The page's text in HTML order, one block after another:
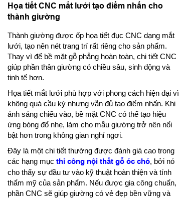
Họa tiết CNC mắt lưới tạo điểm nhấn cho
thành giường
Thành giường được ốp họa tiết đục CNC dạng mắt
lưới, tạo nên nét trang trí rất riêng cho sản phẩm.
Thay vì để bề mặt gỗ phẳng hoàn toàn, chi tiết CNC
giúp phần thân giường có chiều sâu, sinh động và
tinh tế hơn.
Họa tiết mắt lưới phù hợp với phong cách hiện đại vì
không quá cầu kỳ nhưng vẫn đủ tạo điểm nhấn. Khi
ánh sáng chiếu vào, bề mặt CNC có thể tạo hiệu
ứng bóng đổ nhẹ, làm cho mẫu giường trở nên nổi
bật hơn trong không gian nghỉ ngơi.
Đây là một chi tiết thường được đánh giá cao trong
các hạng mục thi công nội thất gỗ óc chó, bởi nó
cho thấy sự đầu tư vào kỹ thuật hoàn thiện và tính
thẩm mỹ của sản phẩm. Nếu được gia công chuẩn,
phần CNC sẽ giúp giường có vẻ đẹp bền vững và